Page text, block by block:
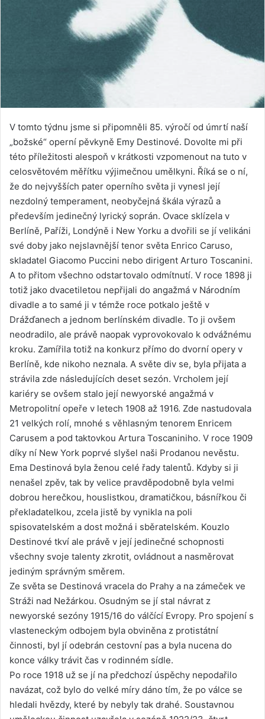
V tomto týdnu jsme si připomněli 85. výročí od úmrtí naší
„božské“ operní pěvkyně Emy Destinové. Dovolte mi při
této příležitosti alespoň v krátkosti vzpomenout na tuto v
celosvětovém měřítku výjimečnou umělkyni. Říká se o ní,
že do nejvyšších pater operního světa ji vynesl její
nezdolný temperament, neobyčejná škála výrazů a
především jedinečný lyrický soprán. Ovace sklízela v
Berlíně, Paříži, Londýně i New Yorku a dvořili se jí velikáni
své doby jako nejslavnější tenor světa Enrico Caruso,
skladatel Giacomo Puccini nebo dirigent Arturo Toscanini.
A to přitom všechno odstartovalo odmítnutí. V roce 1898 ji
totiž jako dvacetiletou nepřijali do angažmá v Národním
divadle a to samé ji v témže roce potkalo ještě v
Drážďanech a jednom berlínském divadle. To ji ovšem
neodradilo, ale právě naopak vyprovokovalo k odvážnému
kroku. Zamířila totiž na konkurz přímo do dvorní opery v
Berlíně, kde nikoho neznala. A světe div se, byla přijata a
strávila zde následujících deset sezón. Vrcholem její
kariéry se ovšem stalo její newyorské angažmá v
Metropolitní opeře v letech 1908 až 1916. Zde nastudovala
21 velkých rolí, mnohé s věhlasným tenorem Enricem
Carusem a pod taktovkou Artura Toscaniniho. V roce 1909
díky ní New York poprvé slyšel naši Prodanou nevěstu.
Ema Destinová byla ženou celé řady talentů. Kdyby si ji
nenašel zpěv, tak by velice pravděpodobně byla velmi
dobrou herečkou, houslistkou, dramatičkou, básnířkou či
překladatelkou, zcela jistě by vynikla na poli
spisovatelském a dost možná i sběratelském. Kouzlo
Destinové tkví ale právě v její jedinečné schopnosti
všechny svoje talenty zkrotit, ovládnout a nasměrovat
jediným správným směrem.
Ze světa se Destinová vracela do Prahy a na zámeček ve
Stráži nad Nežárkou. Osudným se jí stal návrat z
newyorské sezóny 1915/16 do válčící Evropy. Pro spojení s
vlasteneckým odbojem byla obviněna z protistátní
činnosti, byl jí odebrán cestovní pas a byla nucena do
konce války trávit čas v rodinném sídle.
Po roce 1918 už se jí na předchozí úspěchy nepodařilo
navázat, což bylo do velké míry dáno tím, že po válce se
hledali hvězdy, které by nebyly tak drahé. Soustavnou